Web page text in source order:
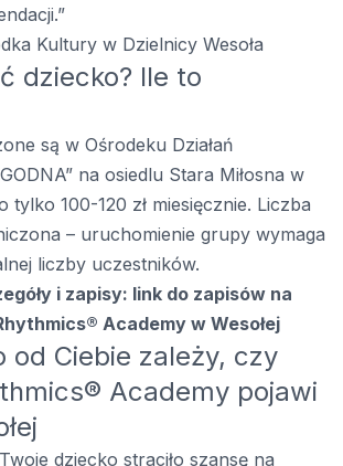
Kultury w Dzielnicy Wesoła
dziecko? Ile to
są w Ośrodeku Działań
na osiedlu Stara Miłosna w
tylko 100-120 zł miesięcznie. Liczba
– uruchomienie grupy wymaga
liczby uczestników.
i zapisy: link do zapisów na
Academy w Wesołej
od Ciebie zależy, czy
Academy pojawi
dziecko straciło szansę na